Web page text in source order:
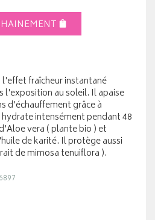
fraîcheur instantané
l'exposition au soleil. Il apaise
d'échauffement grâce à
intensément pendant 48
vera ( plante bio ) et
de karité. Il protège aussi
de mimosa tenuiflora ).